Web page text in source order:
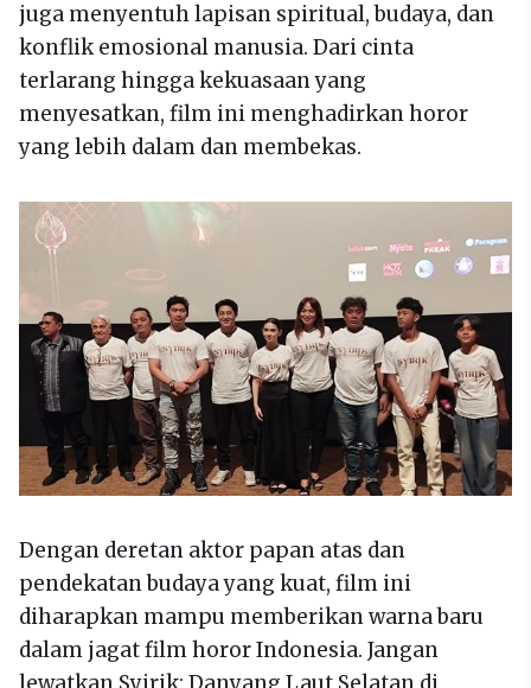
juga menyentuh lapisan spiritual, budaya, dan
konflik emosional manusia. Dari cinta
terlarang hingga kekuasaan yang
menyesatkan, film ini menghadirkan horor
yang lebih dalam dan membekas.
Dengan deretan aktor papan atas dan
pendekatan budaya yang kuat, film ini
diharapkan mampu memberikan warna baru
dalam jagat film horor Indonesia. Jangan